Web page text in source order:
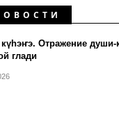
күhэҥэ. Отражение души-
глади